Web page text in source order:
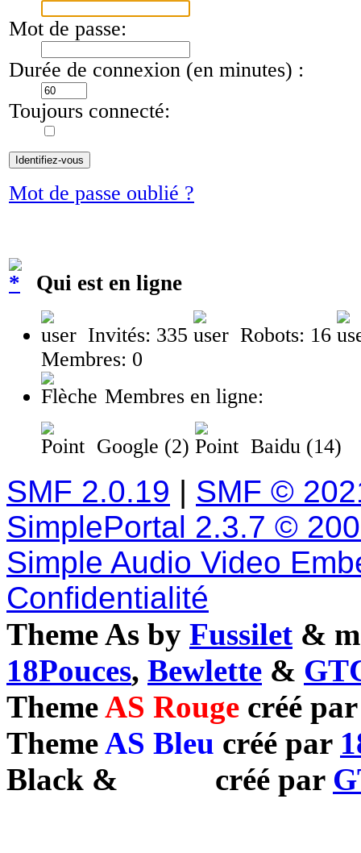
Mot de passe:
Durée de connexion (en minutes) :
Toujours connecté:
Mot de passe oublié ?
Qui est en ligne
Invités: 335
Robots: 16
Membres: 0
Membres en ligne:
Google (2) Baidu (14)
SMF 2.0.19 | SMF ©
SimplePortal 2.3.7 ©
Simple Audio Video
Confidentialité
Theme As by Fussilet &
18Pouces, Bewlette &
ThemeAS Rouge créé
ThemeAS Bleu créé par
Black & créé par